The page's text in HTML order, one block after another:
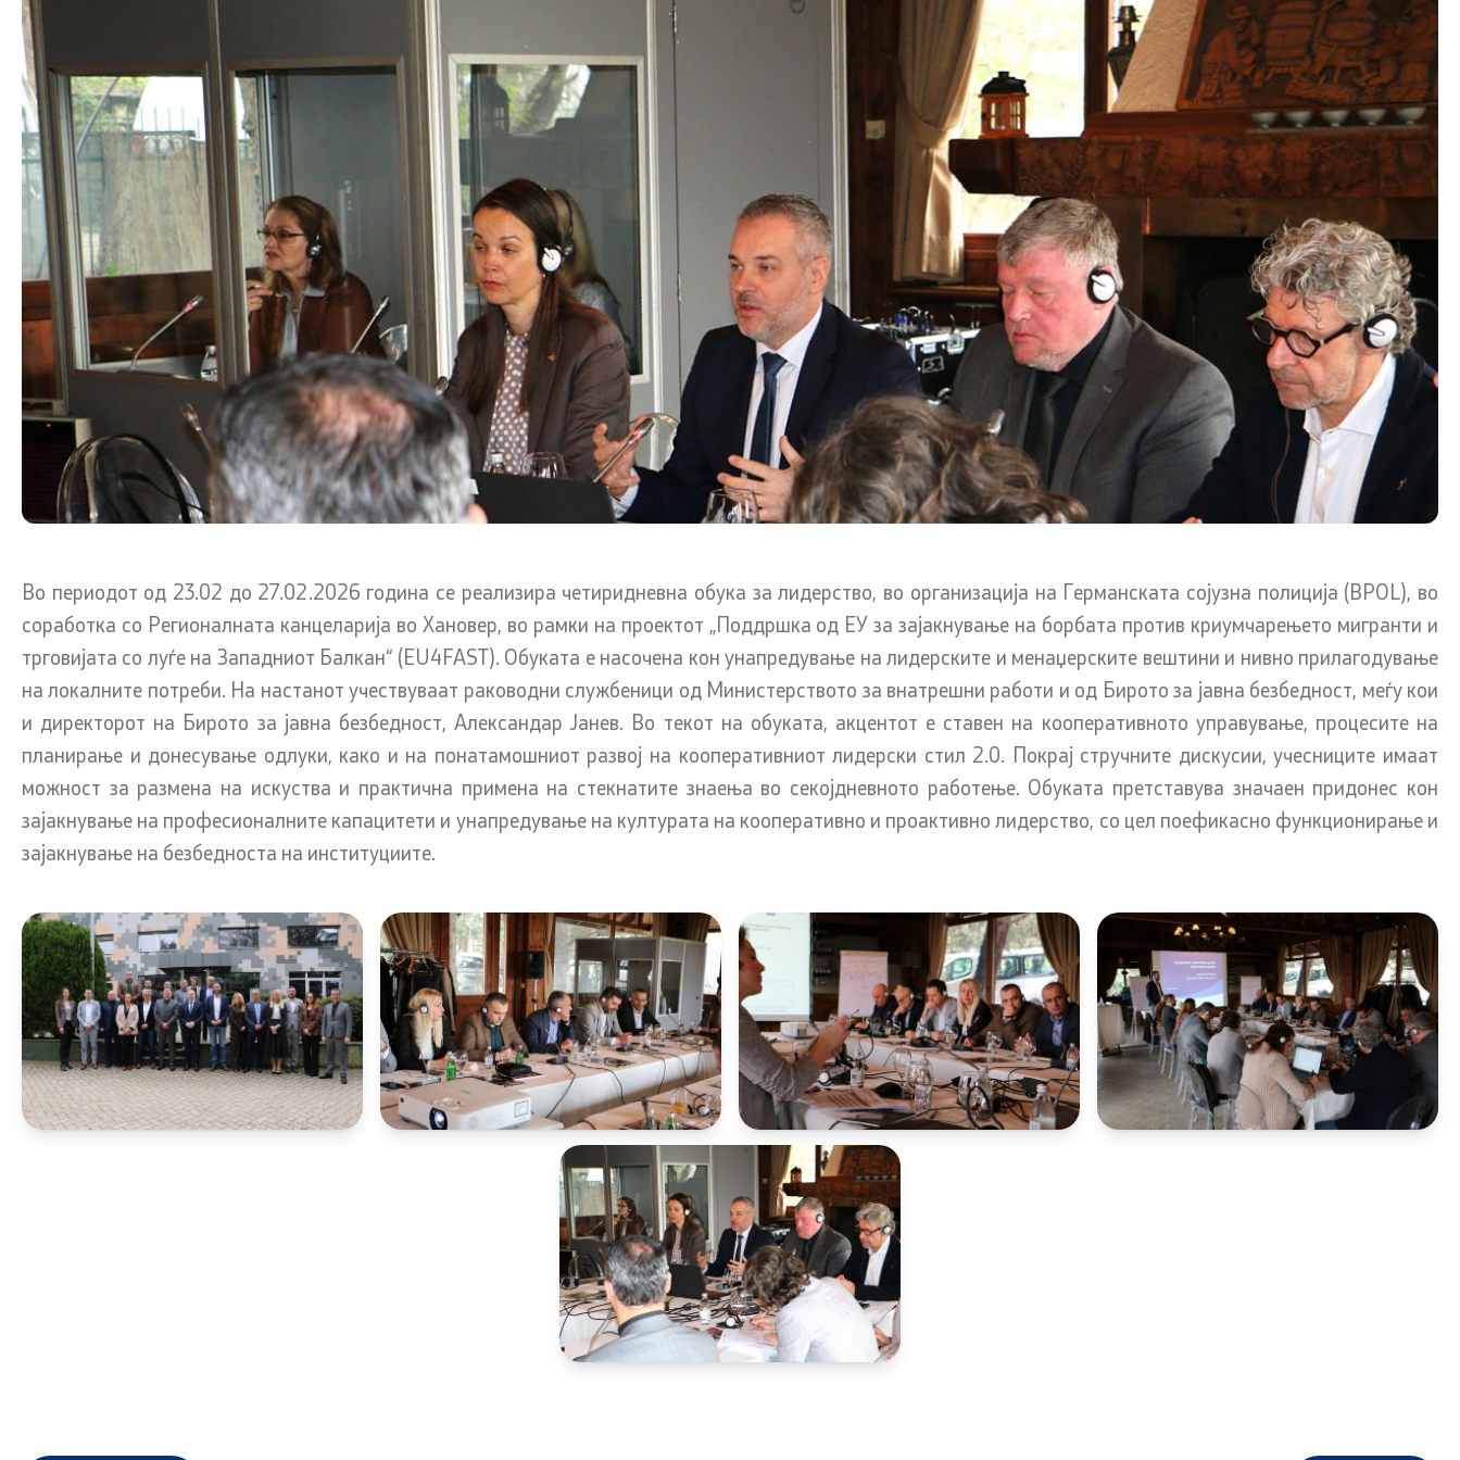
Меѓународна соработка
Полициска академија
Безбедност на класифицирани
информации и соработка со НАТО
Информатика и телекомуникации
Финансии
Општи и заеднички работи
Прекршоци
Сајбер безбедност
Министерства
Институции
Организации
Граѓански постапки
EXIM
Упатство и постапка за одделни
Сообраќај
Полагање возачки испит
Корисни информации за
државјаните на РСМ кои живееат во
странство
Адреси и контакт телефони
CSCA-MK
Оддел за односи со јавност и
стратешки прашања
Помошник на министерот на оддел
за односи со јавност и стратешки
прашања
Портпароли на СВР
Политика за квалитет
Офицер за заштита на лични
податоци
Слободен пристап до информации
Раководни лица
Списание
Транспарентност
Расходи за услуги
Изјава за пристапност
Со еден клик до сите услуги
Во периодот од 23.02 до 27.02.2026 година се реализира четиридневна обука за лидерство, во организација на Германската сојузна полиција (BPOL), во
соработка со Регионалната канцеларија во Хановер, во рамки на проектот „Поддршка од ЕУ за зајакнување на борбата против криумчарењето мигранти и
трговијата со луѓе на Западниот Балкан“ (EU4FAST). Обуката е насочена кон унапредување на лидерските и менаџерските вештини и нивно прилагодување
на локалните потреби. На настанот учествуваат раководни службеници од Министерството за внатрешни работи и од Бирото за јавна безбедност, меѓу кои
и директорот на Бирото за јавна безбедност, Александар Јанев. Во текот на обуката, акцентот е ставен на кооперативното управување, процесите на
планирање и донесување одлуки, како и на понатамошниот развој на кооперативниот лидерски стил 2.0. Покрај стручните дискусии, учесниците имаат
можност за размена на искуства и практична примена на стекнатите знаења во секојдневното работење. Обуката претставува значаен придонес кон
зајакнување на професионалните капацитети и унапредување на културата на кооперативно и проактивно лидерство, со цел поефикасно функционирање и
зајакнување на безбедноста на институциите.